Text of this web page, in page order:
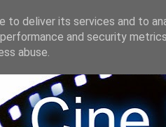
to deliver its services and to
and security
abuse.